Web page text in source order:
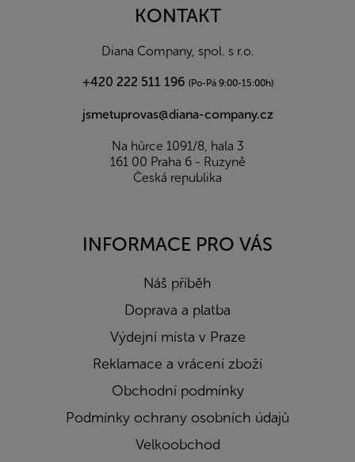
KONTAKT
Diana Company, spol. s r.o.
+420 222 511 196 (Po-Pá 9:00-15:00h)
jsmetuprovas@diana-company.cz
Na hůrce 1091/8, hala 3
161 00 Praha 6 - Ruzyně
Česká republika
INFORMACE PRO VÁS
Náš příběh
Doprava a platba
Výdejní místa v Praze
Reklamace a vrácení zboží
Obchodní podmínky
Podmínky ochrany osobních údajů
Velkoobchod